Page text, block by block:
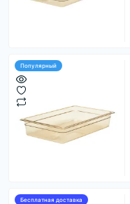
Популярный
Бесплатная доставка